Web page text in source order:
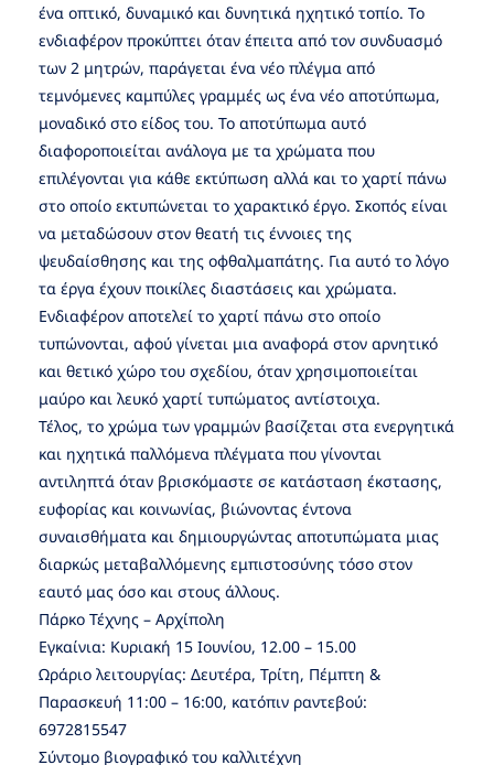
ένα οπτικό, δυναμικό και δυνητικά ηχητικό τοπίο. Το
ενδιαφέρον προκύπτει όταν έπειτα από τον συνδυασμό
των 2 μητρών, παράγεται ένα νέο πλέγμα από
τεμνόμενες καμπύλες γραμμές ως ένα νέο αποτύπωμα,
μοναδικό στο είδος του. Το αποτύπωμα αυτό
διαφοροποιείται ανάλογα με τα χρώματα που
επιλέγονται για κάθε εκτύπωση αλλά και το χαρτί πάνω
στο οποίο εκτυπώνεται το χαρακτικό έργο. Σκοπός είναι
να μεταδώσουν στον θεατή τις έννοιες της
ψευδαίσθησης και της οφθαλμαπάτης. Για αυτό το λόγο
τα έργα έχουν ποικίλες διαστάσεις και χρώματα.
Ενδιαφέρον αποτελεί το χαρτί πάνω στο οποίο
τυπώνονται, αφού γίνεται μια αναφορά στον αρνητικό
και θετικό χώρο του σχεδίου, όταν χρησιμοποιείται
μαύρο και λευκό χαρτί τυπώματος αντίστοιχα.
Τέλος, το χρώμα των γραμμών βασίζεται στα ενεργητικά
και ηχητικά παλλόμενα πλέγματα που γίνονται
αντιληπτά όταν βρισκόμαστε σε κατάσταση έκστασης,
ευφορίας και κοινωνίας, βιώνοντας έντονα
συναισθήματα και δημιουργώντας αποτυπώματα μιας
διαρκώς μεταβαλλόμενης εμπιστοσύνης τόσο στον
εαυτό μας όσο και στους άλλους.
Πάρκο Τέχνης – Αρχίπολη
Εγκαίνια: Κυριακή 15 Ιουνίου, 12.00 – 15.00
Ωράριο λειτουργίας: Δευτέρα, Τρίτη, Πέμπτη &
Παρασκευή 11:00 – 16:00, κατόπιν ραντεβού:
6972815547
Σύντομο βιογραφικό του καλλιτέχνη